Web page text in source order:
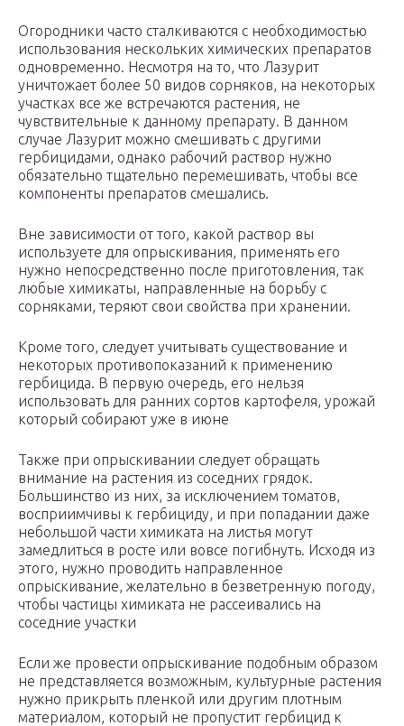
Огородники часто сталкиваются с необходимостью
использования нескольких химических препаратов
одновременно. Несмотря на то, что Лазурит
уничтожает более 50 видов сорняков, на некоторых
участках все же встречаются растения, не
чувствительные к данному препарату. В данном
случае Лазурит можно смешивать с другими
гербицидами, однако рабочий раствор нужно
обязательно тщательно перемешивать, чтобы все
компоненты препаратов смешались.
Вне зависимости от того, какой раствор вы
используете для опрыскивания, применять его
нужно непосредственно после приготовления, так
любые химикаты, направленные на борьбу с
сорняками, теряют свои свойства при хранении.
Кроме того, следует учитывать существование и
некоторых противопоказаний к применению
гербицида. В первую очередь, его нельзя
использовать для ранних сортов картофеля, урожай
который собирают уже в июне
Также при опрыскивании следует обращать
внимание на растения из соседних грядок.
Большинство из них, за исключением томатов,
восприимчивы к гербициду, и при попадании даже
небольшой части химиката на листья могут
замедлиться в росте или вовсе погибнуть. Исходя из
этого, нужно проводить направленное
опрыскивание, желательно в безветренную погоду,
чтобы частицы химиката не рассеивались на
соседние участки
Если же провести опрыскивание подобным образом
не представляется возможным, культурные растения
нужно прикрыть пленкой или другим плотным
материалом, который не пропустит гербицид к